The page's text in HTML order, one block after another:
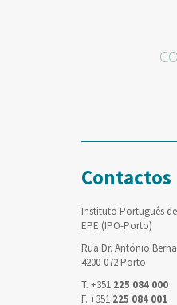
Contactos
Instituto Português
EPE (IPO-Porto)
Rua Dr. António
4200-072 Porto
T. +351 225 084 000
F. +351 225 084 001